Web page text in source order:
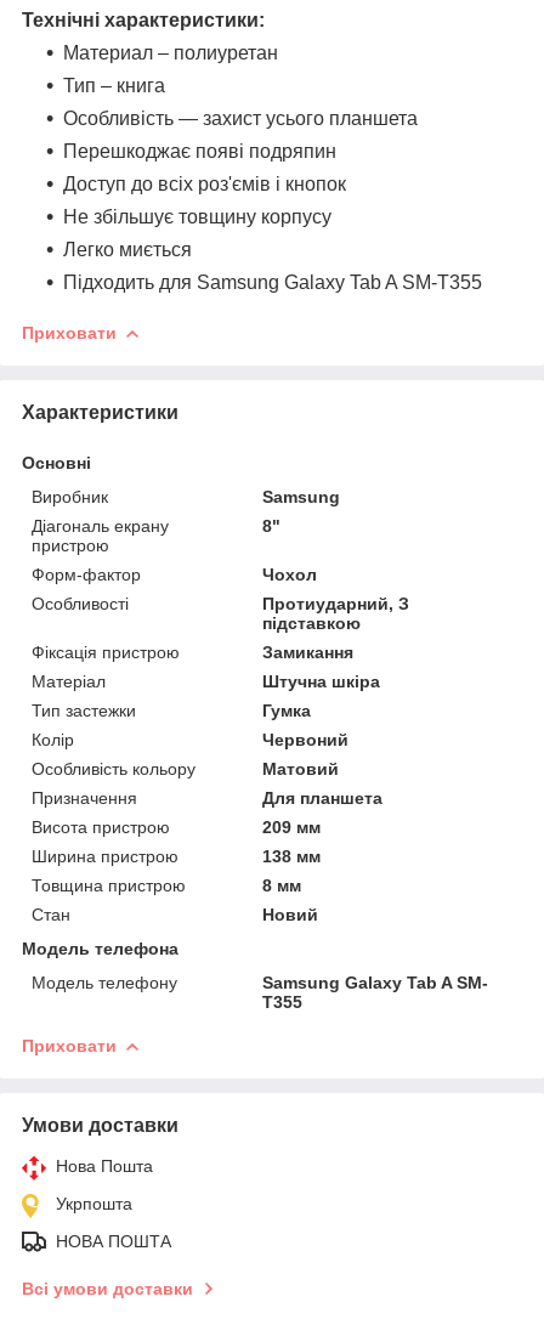
Технічні характеристики:
Материал – полиуретан
Тип – книга
Особливість — захист усього планшета
Перешкоджає появі подряпин
Доступ до всіх роз'ємів і кнопок
Не збільшує товщину корпусу
Легко миється
Підходить для Samsung Galaxy Tab A SM-T355
Приховати
Характеристики
Основні
Виробник
Samsung
Діагональ екрану
пристрою
8"
Форм-фактор
Чохол
Особливості
Протиударний, З
підставкою
Фіксація пристрою
Замикання
Матеріал
Штучна шкіра
Тип застежки
Гумка
Колір
Червоний
Особливість кольору
Матовий
Призначення
Для планшета
Висота пристрою
209 мм
Ширина пристрою
138 мм
Товщина пристрою
8 мм
Стан
Новий
Модель телефона
Модель телефону
Samsung Galaxy Tab A SM-
T355
Приховати
Умови доставки
Нова Пошта
Укрпошта
НОВА ПОШТА
Всі умови доставки